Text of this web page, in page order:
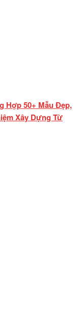
Hợp 50+ Mẫu Đẹp,
Xây Dựng Từ